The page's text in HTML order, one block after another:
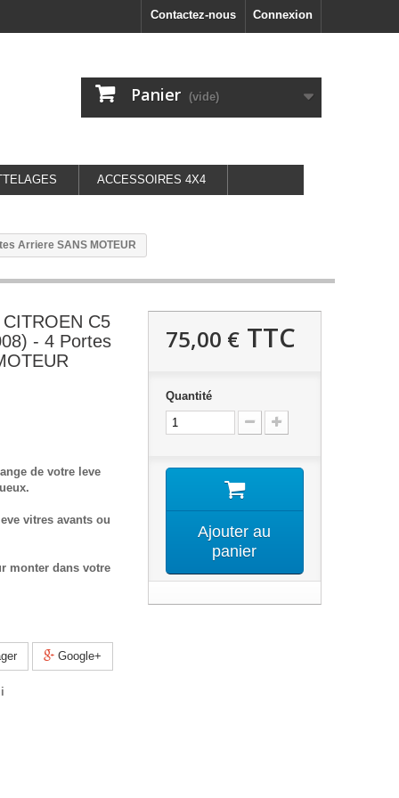
Connexion
Contactez-nous
Panier (vide)
ACCESSOIRES 4X4
Arriere SANS MOTEUR
C5
- 4 Portes
de votre leve
vitres avants ou
monter dans votre
Google+
75,00 €TTC
Quantité
Ajouter au
panier